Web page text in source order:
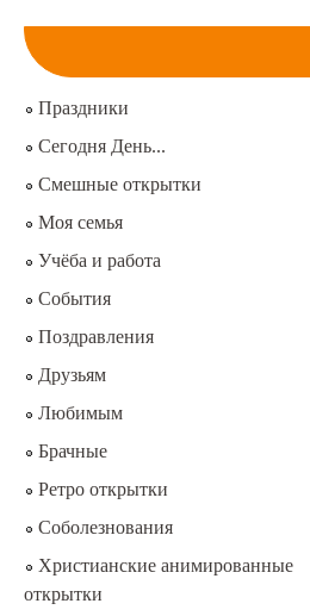
Праздники
Сегодня День...
Смешные открытки
Моя семья
Учёба и работа
События
Поздравления
Друзьям
Любимым
Брачные
Ретро открытки
Соболезнования
Христианские анимированные
открытки